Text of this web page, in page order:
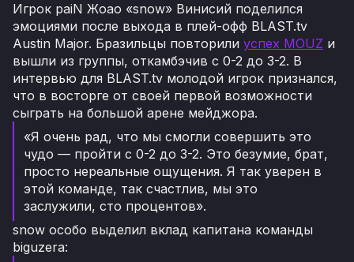
Игрок paiN Жоао «snow» Винисий поделился
эмоциями после выхода в плей-офф BLAST.tv
Austin Major. Бразильцы повторили успех MOUZ и
вышли из группы, откамбэчив с 0-2 до 3-2. В
интервью для BLAST.tv молодой игрок признался,
что в восторге от своей первой возможности
сыграть на большой арене мейджора.
«Я очень рад, что мы смогли совершить это
чудо — пройти с 0-2 до 3-2. Это безумие, брат,
просто нереальные ощущения. Я так уверен в
этой команде, так счастлив, мы это
заслужили, сто процентов».
snow особо выделил вклад капитана команды
biguzera: